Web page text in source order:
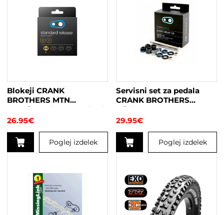
Blokeji CRANK
BROTHERS MTN
Premium Cleat Standard
6°
26.95€
Poglej izdelek
Servisni set za pedala
CRANK BROTHERS
Clipless
29.95€
Poglej izdelek